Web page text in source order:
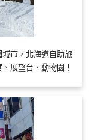
市，北海道自助旅
展望台、動物園！